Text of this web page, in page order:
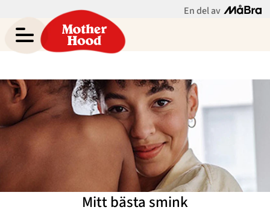
En del av
Bebis & Småbarn
Skolbarn
Tonåringar
Asabea Brittons blogg
Arkiv
Kontakt
Mitt bästa smink